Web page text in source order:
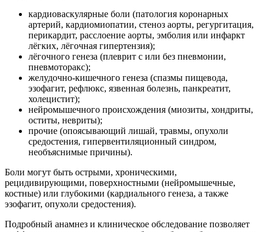
кардиоваскулярные боли (патология коронарных
артерий, кардиомиопатии, стеноз аорты, регургитация,
перикардит, расслоение аорты, эмболия или инфаркт
лёгких, лёгочная гипертензия);
лёгочного генеза (плеврит с или без пневмонии,
пневмоторакс);
желудочно-кишечного генеза (спазмы пищевода,
эзофагит, рефлюкс, язвенная болезнь, панкреатит,
холецистит);
нейромышечного происхождения (миозиты, хондриты,
оститы, невриты);
прочие (опоясывающий лишай, травмы, опухоли
средостения, гипервентиляционный синдром,
необъяснимые причины).
Боли могут быть острыми, хроническими,
рецидивирующими, поверхностными (нейромышечные,
костные) или глубокими (кардиального генеза, а также
эзофагит, опухоли средостения).
Подробный анамнез и клиническое обследование позволяет